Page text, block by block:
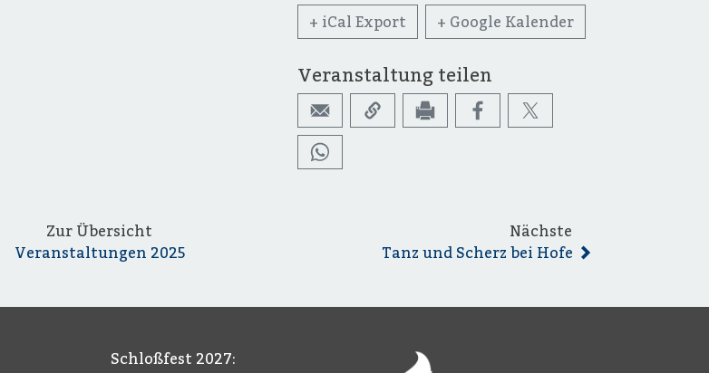
+ iCal Export + Google Kalender
Veranstaltung teilen
Zur Übersicht
Veranstaltungen 2025
Nächste
Tanz und Scherz bei Hofe
Schloßfest 2027: